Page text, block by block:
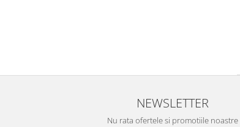
NEWSLETTER
Nu rata ofertele si promotiile noastre